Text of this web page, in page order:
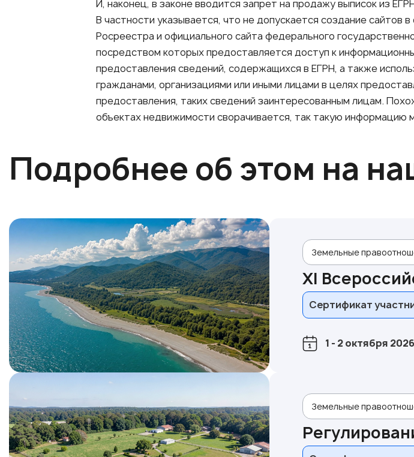
И, наконец, в законе вводится запрет на продажу выписок из
В частности указывается, что не допускается создание сайтов
Росреестра и официального сайта федерального
посредством которых предоставляется доступ к
предоставления сведений, содержащихся в ЕГРН, а также
гражданами, организациями или иными лицами в целях
предоставления, таких сведений заинтересованным лицам.
объектах недвижимости сворачивается, так такую информацию
Подробнее об этом на
Земельные
XI
Сертификат
1 - 2 октября 2026
Земельные